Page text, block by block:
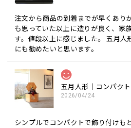
注文から商品の到着までが早くあり
も思っていた以上に造りが良く、家
す。値段以上に感じました。 五月人
にも勧めたいと思います。
2026/04/24
シンプルでコンパクトで飾り付けも